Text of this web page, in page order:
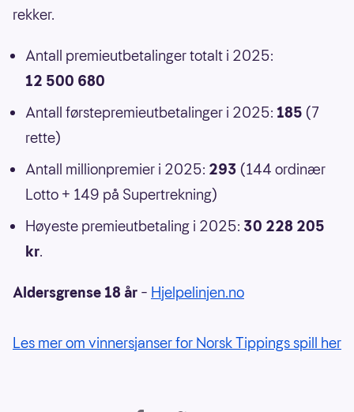
rekker.
Antall premieutbetalinger totalt i 2025:
12 500 680
Antall førstepremieutbetalinger i 2025: 185 (7
rette)
Antall millionpremier i 2025: 293 (144 ordinær
Lotto + 149 på Supertrekning)
Høyeste premieutbetaling i 2025: 30 228 205
kr.
Aldersgrense 18 år – Hjelpelinjen.no
Les mer om vinnersjanser for Norsk Tippings spill her